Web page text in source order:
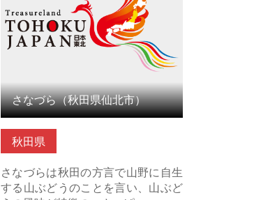
秋田県
さなづらは秋田の方言で山野に自生
する山ぶどうのことを言い、山ぶど
さなづら（秋田県仙北市）